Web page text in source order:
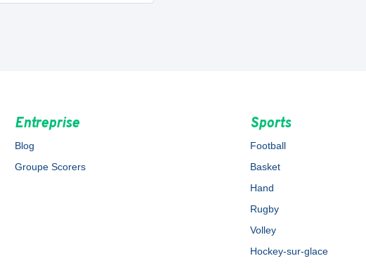
Entreprise
Blog
Groupe Scorers
Sports
Football
Basket
Hand
Rugby
Volley
Hockey-sur-glace